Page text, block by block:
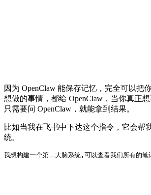
因为 OpenClaw 能保存记忆，完全可以把
想做的事情，都给 OpenClaw，当你真正
只需要问 OpenClaw，就能拿到结果。
比如当我在飞书中下达这个指令，它会帮
统。
我想构建一个第二大脑系统,可以查看我们所有的